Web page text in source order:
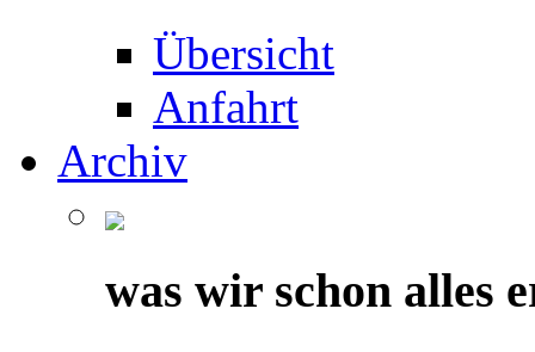
Übersicht
Anfahrt
Archiv
was wir schon alles